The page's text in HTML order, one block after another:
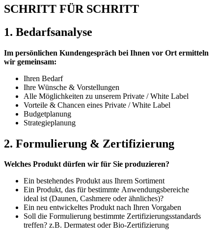
SCHRITT FÜR SCHRITT
1. Bedarfsanalyse
Im persönlichen Kundengespräch bei Ihnen vor Ort ermitteln
wir gemeinsam:
Ihren Bedarf
Ihre Wünsche & Vorstellungen
Alle Möglichkeiten zu unserem Private / White Label
Vorteile & Chancen eines Private / White Label
Budgetplanung
Strategieplanung
2. Formulierung & Zertifizierung
Welches Produkt dürfen wir für Sie produzieren?
Ein bestehendes Produkt aus Ihrem Sortiment
Ein Produkt, das für bestimmte Anwendungsbereiche
ideal ist (Daunen, Cashmere oder ähnliches)?
Ein neu entwickeltes Produkt nach Ihren Vorgaben
Soll die Formulierung bestimmte Zertifizierungsstandards
treffen? z.B. Dermatest oder Bio-Zertifizierung